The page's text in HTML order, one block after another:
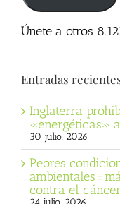
Únete a otros
Entradas
Inglaterra
«energéticas»
30 julio, 2026
Peores
contra el